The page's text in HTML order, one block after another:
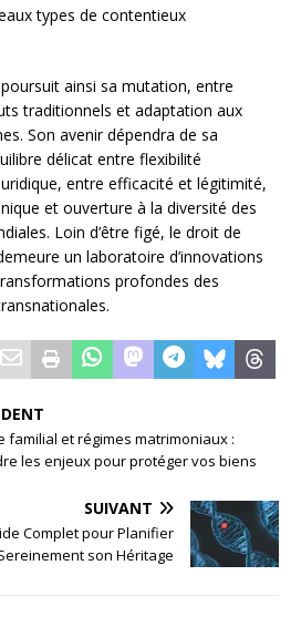
types de contentieux
ainsi sa mutation, entre
traditionnels et adaptation aux
Son avenir dépendra de sa
délicat entre flexibilité
entre efficacité et légitimité,
et ouverture à la diversité des
Loin d’être figé, le droit de
un laboratoire d’innovations
profondes des
familial et régimes matrimoniaux :
les enjeux pour protéger vos biens
SUIVANT
Complet pour Planifier
son Héritage